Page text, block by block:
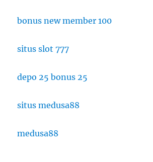
bonus new member 100
situs slot 777
depo 25 bonus 25
situs medusa88
medusa88